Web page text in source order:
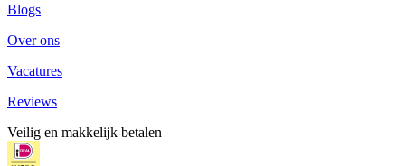
Blogs
Over ons
Vacatures
Reviews
Veilig en makkelijk betalen